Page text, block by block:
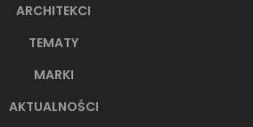
ARCHITEKCI
TEMATY
MARKI
AKTUALNOŚCI